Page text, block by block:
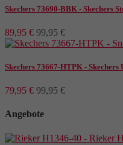
Pumps
16
Sandalen
Sandaletten
30
Schnürschuhe
72
Sneaker
Skechers 73690-BBK - Skechers
89,95 € 99,95 €
Skechers 73667-HTPK - Skechers
79,95 € 99,95 €
Angebote